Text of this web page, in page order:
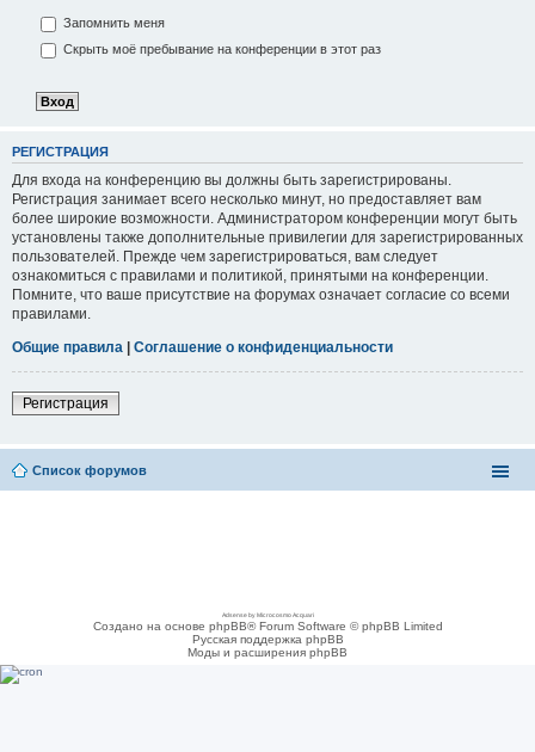
Запомнить меня
Скрыть моё пребывание на конференции в этот раз
РЕГИСТРАЦИЯ
Для входа на конференцию вы должны быть зарегистрированы.
Регистрация занимает всего несколько минут, но предоставляет вам
более широкие возможности. Администратором конференции могут быть
установлены также дополнительные привилегии для зарегистрированных
пользователей. Прежде чем зарегистрироваться, вам следует
ознакомиться с правилами и политикой, принятыми на конференции.
Помните, что ваше присутствие на форумах означает согласие со всеми
правилами.
Общие правила | Соглашение о конфиденциальности
Регистрация
Список форумов
Adsense by Microcosmo Acquari
Создано на основе phpBB® Forum Software © phpBB Limited
Русская поддержка phpBB
Моды и расширения phpBB